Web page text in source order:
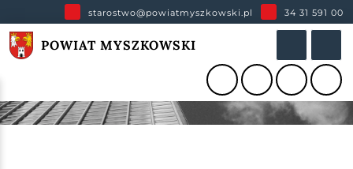
starostwo@powiatmyszkowski.pl 34 31 591 00
POWIAT MYSZKOWSKI